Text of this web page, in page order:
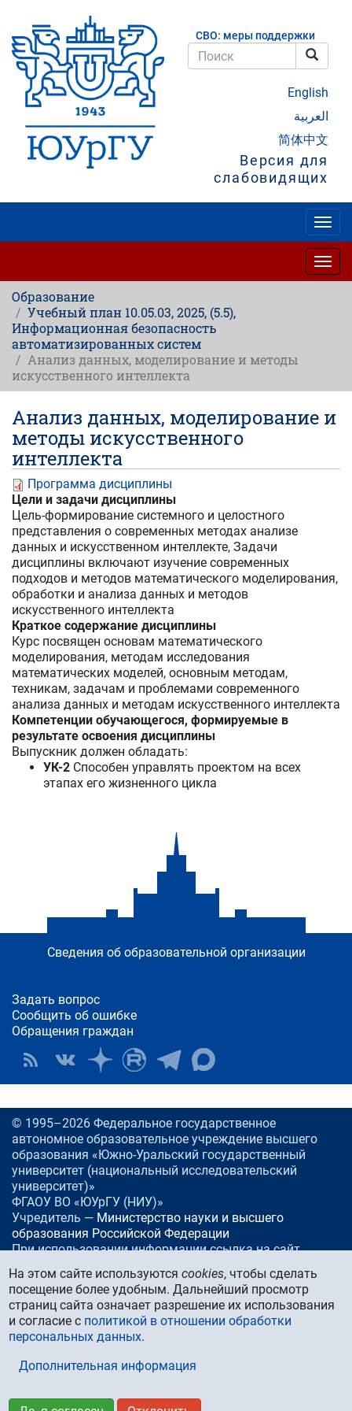
основному
содержанию
СВО: меры поддержки
English
العربية
简体中文
Версия для
слабовидящих
Образование
Учебный план 10.05.03, 2025, (5.5),
Информационная безопасность
автоматизированных систем
Анализ данных, моделирование и методы
искусственного интеллекта
Анализ данных, моделирование и
методы искусственного
интеллекта
Программа дисциплины
Цели и задачи дисциплины
Цель-формирование системного и целостного
представления о современных методах анализе
данных и искусственном интеллекте, Задачи
дисциплины включают изучение современных
подходов и методов математического моделирования,
обработки и анализа данных и методов
искусственного интеллекта
Краткое содержание дисциплины
Курс посвящен основам математического
моделирования, методам исследования
математических моделей, основным методам,
техникам, задачам и проблемами современного
анализа данных и методам искусственного интеллекта
Компетенции обучающегося, формируемые в
результате освоения дисциплины
Выпускник должен обладать:
УК-2 Способен управлять проектом на всех
этапах его жизненного цикла
Сведения об образовательной организации
Задать вопрос
Сообщить об ошибке
Обращения граждан
© 1995–2026 Федеральное государственное
автономное образовательное учреждение высшего
образования «Южно-Уральский государственный
университет (национальный исследовательский
университет)»
ФГАОУ ВО «ЮУрГУ (НИУ)»
Учредитель — Министерство науки и высшего
образования Российской Федерации
При использовании информации ссылка на сайт
www.
susu.ru
Россия, 454080Челябинск, проспект Ленина, 76
Тел./факс:+7 (351) 267-99-00
E-mail:info@susu.ru
Управление маркетинга, брендинга и стратегических
коммуникаций:press@susu.ru
Техподдержка сайта:support@susu.ru
На этом сайте используютсяcookies, чтобы сделать
посещение более удобным. Дальнейший просмотр
страниц сайта означает разрешение их использования
и согласие с политикой в отношении обработки
персональных данных.
Дополнительная информация